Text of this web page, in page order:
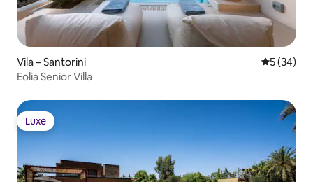
Vila – Santorini Prosječna
5 (34)
Eolia Senior Villa
Luxe
Luxe